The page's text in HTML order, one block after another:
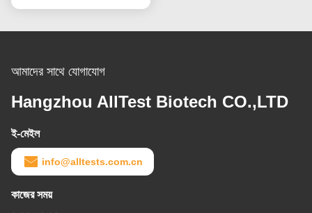
আমাদের সাথে যোগাযোগ
Hangzhou AllTest Biotech CO.,LTD
ই-মেইল
info@alltests.com.cn
কাজের সময়